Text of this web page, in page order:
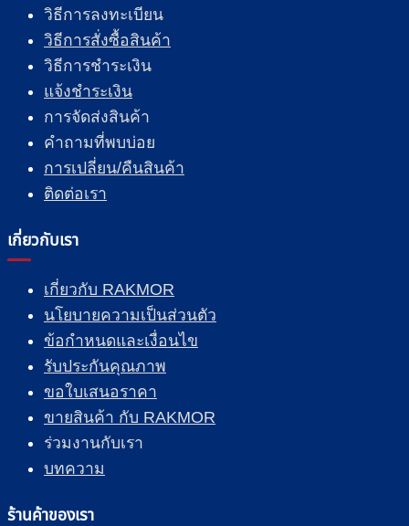
วิธีการลงทะเบียน
วิธีการสั่งซื้อสินค้า
วิธีการชำระเงิน
แจ้งชำระเงิน
การจัดส่งสินค้า
คำถามที่พบบ่อย
การเปลี่ยน/คืนสินค้า
ติดต่อเรา
เกี่ยวกับเรา
เกี่ยวกับ RAKMOR
นโยบายความเป็นส่วนตัว
ข้อกำหนดและเงื่อนไข
รับประกันคุณภาพ
ขอใบเสนอราคา
ขายสินค้า กับ RAKMOR
ร่วมงานกับเรา
บทความ
ร้านค้าของเรา